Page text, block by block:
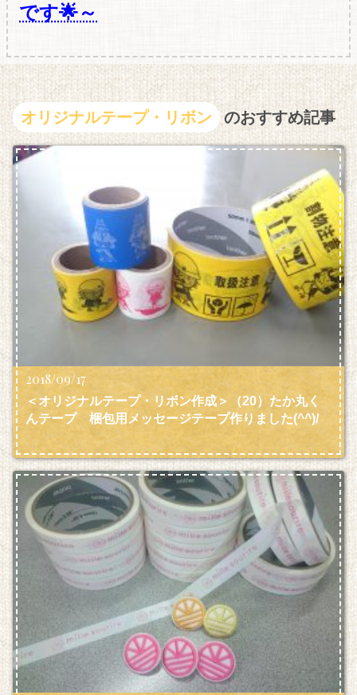
です🌟～
オリジナルテープ・リボン のおすすめ記事
2018/09/17
＜オリジナルテープ・リボン作成＞（20）たか丸く
んテープ 梱包用メッセージテープ作りました(^^)/